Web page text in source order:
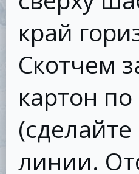
край
Скотчем
картон
линии.